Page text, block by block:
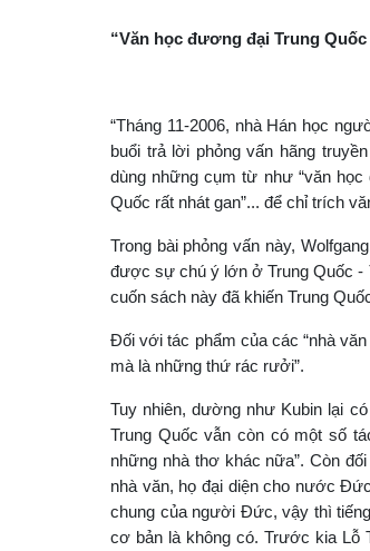
“Văn học đương đại Trung
“Tháng 11-2006, nhà Hán học
buổi trả lời phỏng vấn hãng
dùng những cụm từ như “văn
Quốc rất nhát gan”... để chỉ trích
Trong bài phỏng vấn này,
được sự chú ý lớn ở Trung Quốc -
cuốn sách này đã khiến Trung
Đối với tác phẩm của các “nhà
mà là những thứ rác rưởi”.
Tuy nhiên, dường như Kubin lại
Trung Quốc vẫn còn có một số
những nhà thơ khác nữa”. Còn
nhà văn, họ đại diện cho nước
chung của người Đức, vậy thì
cơ bản là không có. Trước kia Lỗ